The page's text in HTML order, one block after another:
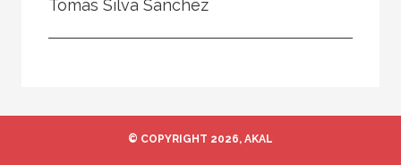
Tomás Silva Sánchez
© COPYRIGHT 2026, AKAL